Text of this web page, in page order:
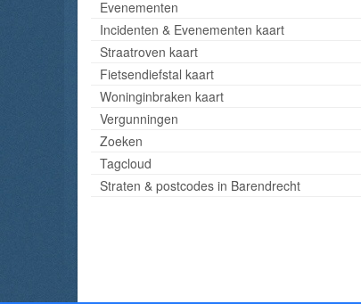
Evenementen
Incidenten & Evenementen kaart
Straatroven kaart
Fietsendiefstal kaart
Woninginbraken kaart
Vergunningen
Zoeken
Tagcloud
Straten & postcodes in Barendrecht